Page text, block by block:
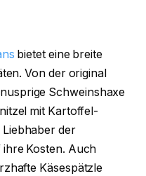
bietet eine breite
Von der original
Schweinshaxe
mit Kartoffel-
der
Kosten. Auch
Käsespätzle